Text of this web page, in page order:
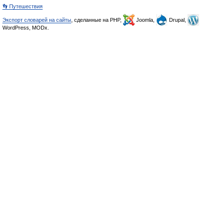
👣 Путешествия
Экспорт словарей на сайты , сделанные на PHP, Joomla,
Drupal,
WordPress, MODx.